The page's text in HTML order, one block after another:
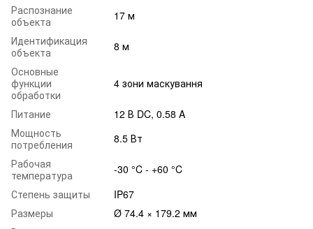
Распознание
объекта
17 м
Идентификация
объекта
8 м
Основные
функции
обработки
4 зони маскування
Питание
12 В DC, 0.58 A
Мощность
потребления
8.5 Вт
Рабочая
температура
-30 °C - +60 °C
Степень защиты
IP67
Размеры
Ø 74.4 × 179.2 мм